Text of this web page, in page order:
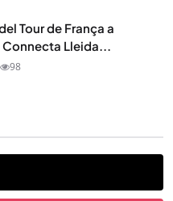
Tour de França a
Lleida...
98